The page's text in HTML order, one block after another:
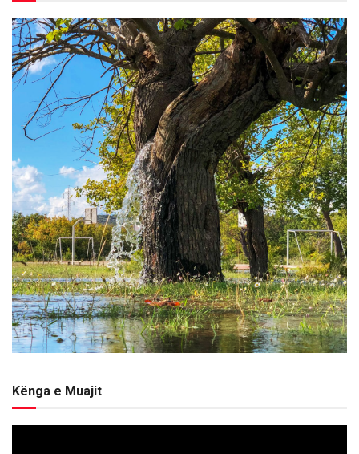
Kënga e Muajit